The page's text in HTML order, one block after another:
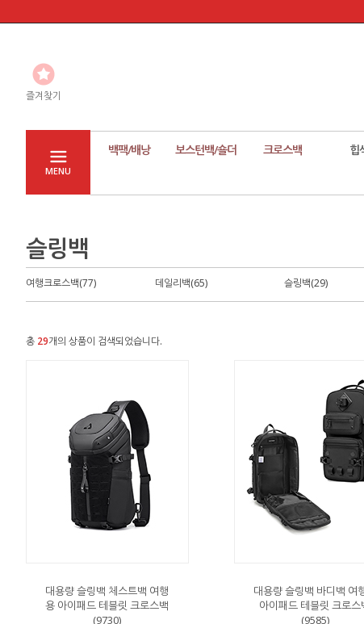
즐겨찾기
MENU
백팩/배낭 보스턴백/숄더 크로스백 힙
슬링백
여행크로스백(77) 데일리백(65) 슬링백(29)
총 29개의 상품이 검색되었습니다.
대용량 슬링백 체스트백 여행
용 아이패드 테블릿 크로스백
(9730)
대용량 슬링백 바디백 여
아이패드 테블릿 크로스
(9585)